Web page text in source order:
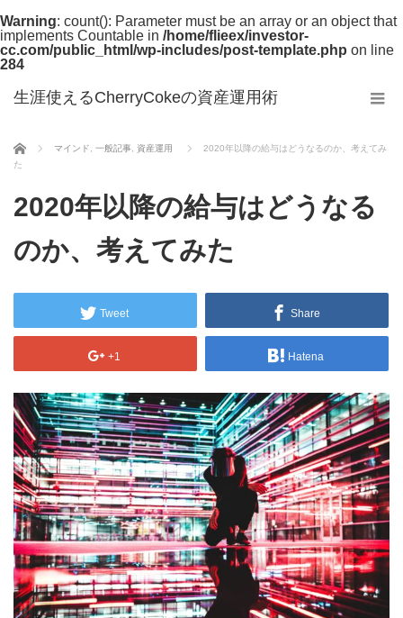
Warning: count(): Parameter must be an array or an object that
implements Countable in /home/flieex/investor-
cc.com/public_html/wp-includes/post-template.php on line
284
生涯使えるCherryCokeの資産運用術
ホーム マインド 一般記事 資産運用
2020年以降の給与はどうなるのか、考えてみ
た
2020年以降の給与はどうなる
のか、考えてみた
Tweet Share
+1 Hatena